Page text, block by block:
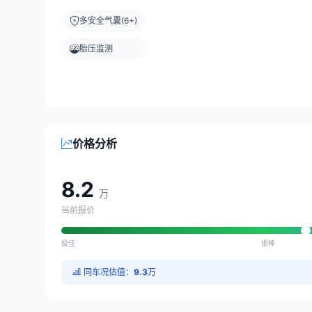
多安全气囊(6+)
胎压监测
价格分析
8.2 万
当前报价
极佳 很棒
同车况估值： 9.3万